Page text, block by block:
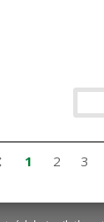
1 2 3